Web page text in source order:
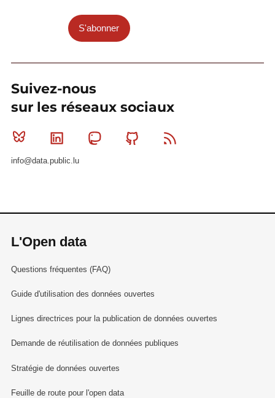
S'abonner
Suivez-nous
sur les réseaux sociaux
Bluesky Linkedin MastodonGithub
info@data.public.lu
L'Open data
Questions fréquentes (FAQ)
Guide d'utilisation des données ouvertes
Lignes directrices pour la publication de données ouvertes
Demande de réutilisation de données publiques
Stratégie de données ouvertes
Feuille de route pour l'open data